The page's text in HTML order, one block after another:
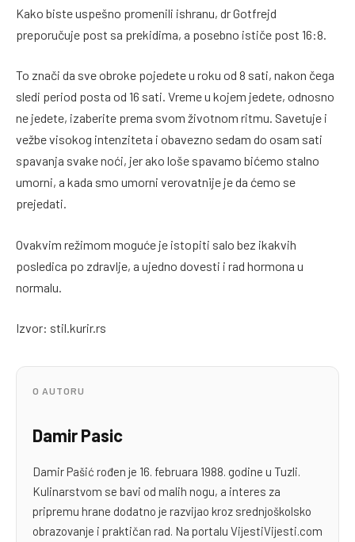
Kako biste uspešno promenili ishranu, dr Gotfrejd
preporučuje post sa prekidima, a posebno ističe post 16:8.
To znači da sve obroke pojedete u roku od 8 sati, nakon čega
sledi period posta od 16 sati. Vreme u kojem jedete, odnosno
ne jedete, izaberite prema svom životnom ritmu. Savetuje i
vežbe visokog intenziteta i obavezno sedam do osam sati
spavanja svake noći, jer ako loše spavamo bićemo stalno
umorni, a kada smo umorni verovatnije je da ćemo se
prejedati.
Ovakvim režimom moguće je istopiti salo bez ikakvih
posledica po zdravlje, a ujedno dovesti i rad hormona u
normalu.
Izvor: stil.kurir.rs
O AUTORU
Damir Pasic
Damir Pašić rođen je 16. februara 1988. godine u Tuzli.
Kulinarstvom se bavi od malih nogu, a interes za
pripremu hrane dodatno je razvijao kroz srednjoškolsko
obrazovanje i praktičan rad. Na portalu VijestiVijesti.com